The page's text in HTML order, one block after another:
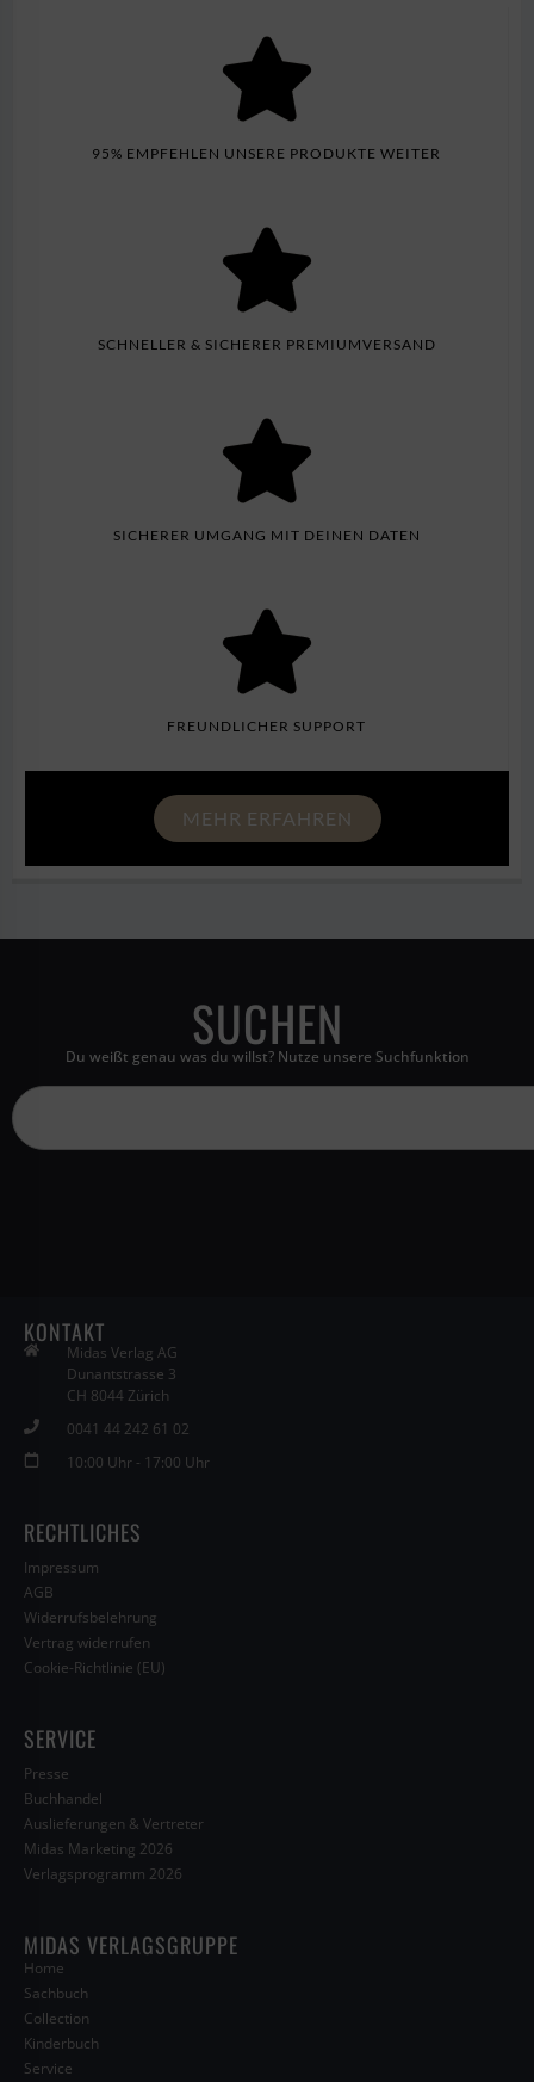
95% EMPFEHLEN UNSERE PRODUKTE WEITER
SCHNELLER & SICHERER PREMIUMVERSAND
SICHERER UMGANG MIT DEINEN DATEN
FREUNDLICHER SUPPORT
MEHR ERFAHREN
SUCHEN
Du weißt genau was du willst? Nutze unsere Suchfunktion
KONTAKT
Midas Verlag AG
Dunantstrasse 3
CH 8044 Zürich
0041 44 242 61 02
10:00 Uhr - 17:00 Uhr
RECHTLICHES
Impressum
AGB
Widerrufsbelehrung
Vertrag widerrufen
Cookie-Richtlinie (EU)
SERVICE
Presse
Buchhandel
Auslieferungen & Vertreter
Midas Marketing 2026
Verlagsprogramm 2026
MIDAS VERLAGSGRUPPE
Home
Sachbuch
Collection
Kinderbuch
Service